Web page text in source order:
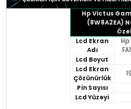
Hp Victus
(8W8A2EA)
Lcd Ekran
Adı
Lcd Boyut
Lcd Ekran
Çözünürlük
Pin Sayısı
Lcd Yüzeyi